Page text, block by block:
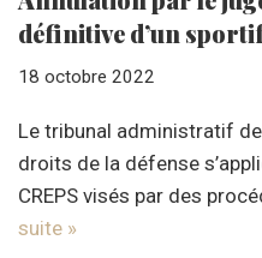
définitive d’un sportif
18 octobre 2022
Le tribunal administratif
droits de la défense
CREPS visés par des
suite »